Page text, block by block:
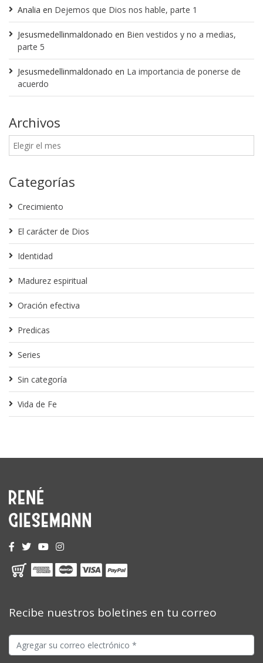
Analia en Dejemos que Dios nos hable, parte 1
Jesusmedellinmaldonado en Bien vestidos y no a medias,
parte 5
Jesusmedellinmaldonado en La importancia de ponerse de
acuerdo
Archivos
Categorías
Crecimiento
El carácter de Dios
Identidad
Madurez espiritual
Oración efectiva
Predicas
Series
Sin categoría
Vida de Fe
Recibe nuestros boletines en tu correo